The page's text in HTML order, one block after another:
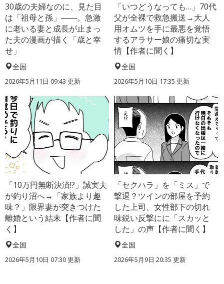
30歳の夫婦なのに、見た目
は「祖母と孫」――。急激
に老いる妻と成長が止まっ
た夫の漫画が描く「歳と幸
せ」
全国
2026年5月11日 09:43 更新
「いつどうなっても…」70代
父が全裸で救急搬送→大人
用オムツを手に最悪を覚悟
するアラサー娘の痛切な実
情【作者に聞く】
全国
2026年5月10日 17:35 更新
「10万円無断決済!?」誠実夫
が釣り沼へ→「家族より趣
味？」限界妻が突きつけた
離婚という結末【作者に聞
く】
全国
2026年5月10日 07:30 更新
「セクハラ」を「ミス」で
撃退？ツインの部屋を予約
した上司、女性部下の切れ
味鋭い反撃にに「スカッと
した」の声【作者に聞く】
全国
2026年5月9日 20:35 更新